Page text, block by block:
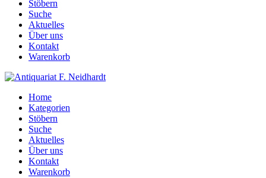
Stöbern
Suche
Aktuelles
Über uns
Kontakt
Warenkorb
Home
Kategorien
Stöbern
Suche
Aktuelles
Über uns
Kontakt
Warenkorb